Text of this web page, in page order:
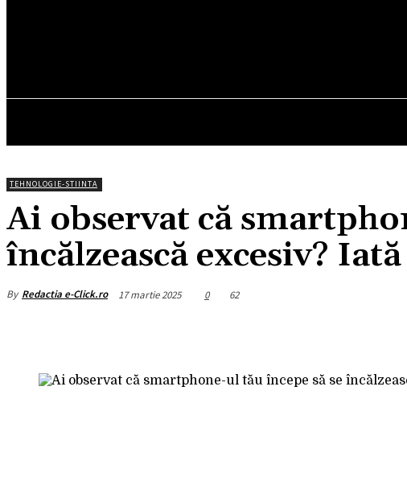
TEHNOLOGIE-STIINTA
Ai observat că
încălzească excesiv?
By Redactia e-Click.ro 17 martie 2025 0 62